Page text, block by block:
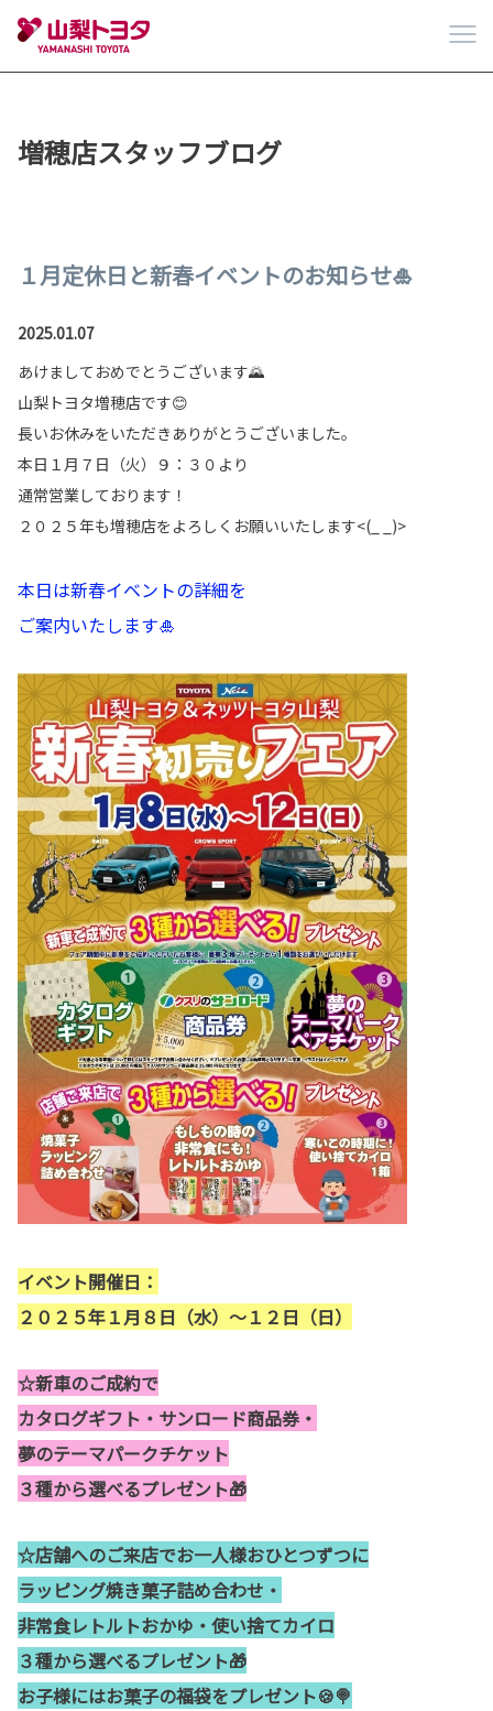
増穂店スタッフブログ
１月定休日と新春イベントのお知らせ🎍
2025.01.07
あけましておめでとうございます🌄
山梨トヨタ増穂店です😊
長いお休みをいただきありがとうございました。
本日１月７日（火）９：３０より
通常営業しております！
２０２５年も増穂店をよろしくお願いいたします<(_ _)>
本日は新春イベントの詳細を
ご案内いたします🎍
イベント開催日：
２０２５年１月８日（水）～１２日（日）
☆新車のご成約で
カタログギフト・サンロード商品券・
夢のテーマパークチケット
３種から選べるプレゼント🎁
☆店舗へのご来店でお一人様おひとつずつに
ラッピング焼き菓子詰め合わせ・
非常食レトルトおかゆ・使い捨てカイロ
３種から選べるプレゼント🎁
お子様にはお菓子の福袋をプレゼント🍪🍭